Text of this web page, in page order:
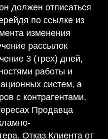
должен отписаться
по ссылке из
изменения
рассылок
3 (трех) дней,
работы и
систем, а
с контрагентами,
Продавца
Отказ Клиента от